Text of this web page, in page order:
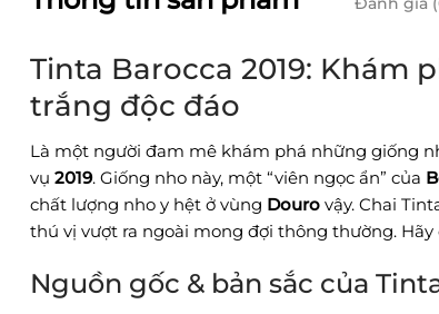
Tinta Barocca 2019: Khám
trắng độc đáo
Là một người đam mê khám phá những giống
vụ 2019. Giống nho này, một “viên ngọc ẩn” của
chất lượng nho y hệt ở vùng Douro vậy. Chai
thú vị vượt ra ngoài mong đợi thông thường.
Nguồn gốc & bản sắc của